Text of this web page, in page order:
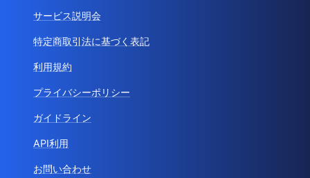
サービス説明会
特定商取引法に基づく表記
利用規約
プライバシーポリシー
ガイドライン
API利用
お問い合わせ